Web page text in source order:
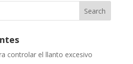
controlar el llanto excesivo